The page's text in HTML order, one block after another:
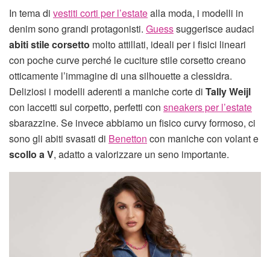
In tema di vestiti corti per l’estatealla moda, i modelli in
denim sono grandi protagonisti. Guesssuggerisce audaci
abiti stile corsetto molto attillati, ideali per i fisici lineari
con poche curve perché le cuciture stile corsetto creano
otticamente l’immagine di una silhouette a clessidra.
Deliziosi i modelli aderenti a maniche corte di Tally Weijl
con laccetti sul corpetto, perfetti con sneakers per l’estate
sbarazzine. Se invece abbiamo un fisico curvy formoso, ci
sono gli abiti svasati di Benetton con maniche con volant e
scollo a V, adatto a valorizzare un seno importante.